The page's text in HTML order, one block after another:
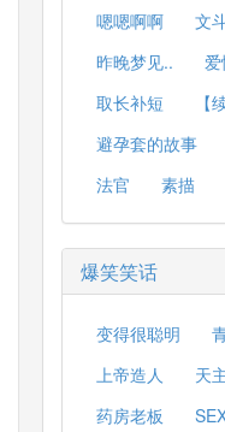
嗯嗯啊啊 文
昨晚梦见..
取长补短
【
避孕套的故事
法官
素描
爆笑笑话
变得很聪明
上帝造人
天
药房老板